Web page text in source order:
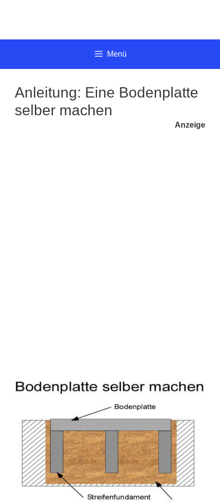
Menü
Anleitung: Eine Bodenplatte
selber machen